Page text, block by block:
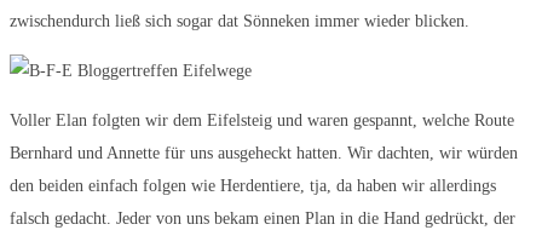
zwischendurch ließ sich sogar dat Sönneken immer wieder blicken.
Voller Elan folgten wir dem Eifelsteig und waren gespannt, welche Route
Bernhard und Annette für uns ausgeheckt hatten. Wir dachten, wir würden
den beiden einfach folgen wie Herdentiere, tja, da haben wir allerdings
falsch gedacht. Jeder von uns bekam einen Plan in die Hand gedrückt, der